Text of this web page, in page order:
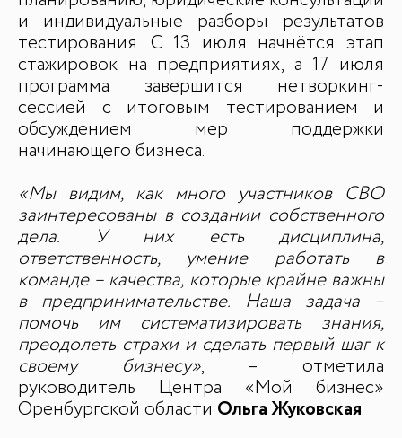
и индивидуальные разборы результатов
тестирования. С 13 июля начнётся этап
стажировок на предприятиях, а 17 июля
программа завершится нетворкинг-
сессией с итоговым тестированием и
обсуждением мер поддержки
начинающего бизнеса.
«Мы видим, как много участников СВО
заинтересованы в создании собственного
дела. У них есть дисциплина,
ответственность, умение работать в
команде – качества, которые крайне важны
в предпринимательстве. Наша задача –
помочь им систематизировать знания,
преодолеть страхи и сделать первый шаг к
своему бизнесу», – отметила
руководитель Центра «Мой бизнес»
Оренбургской области Ольга Жуковская.